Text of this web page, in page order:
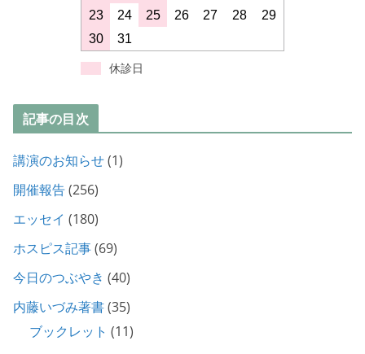
23
24 25 26 27 28
29
30
31
休診日
記事の目次
講演のお知らせ(1)
開催報告(256)
エッセイ (180)
ホスピス記事(69)
今日のつぶやき (40)
内藤いづみ著書(35)
ブックレット (11)